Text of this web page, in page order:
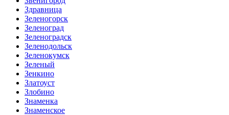
Здравница
Зеленогорск
Зеленоград
Зеленоградск
Зеленодольск
Зеленокумск
Зеленый
Зенкино
Златоуст
Злобино
Знаменка
Знаменское